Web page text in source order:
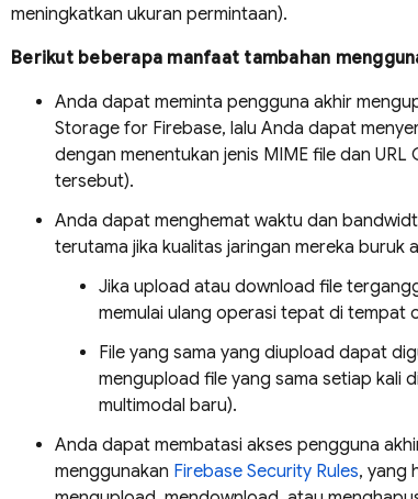
meningkatkan ukuran permintaan).
Berikut beberapa manfaat tambahan
Anda dapat meminta pengguna akhir
Storage for Firebase, lalu Anda dapat
dengan menentukan jenis MIME file dan URL
tersebut).
Anda dapat menghemat waktu dan
terutama jika kualitas jaringan mereka buruk
Jika upload atau download file
memulai ulang operasi tepat di tempat
File yang sama yang diupload dapat
mengupload file yang sama setiap kali
multimodal baru).
Anda dapat membatasi akses pengguna
menggunakan Firebase Security Rules, yang